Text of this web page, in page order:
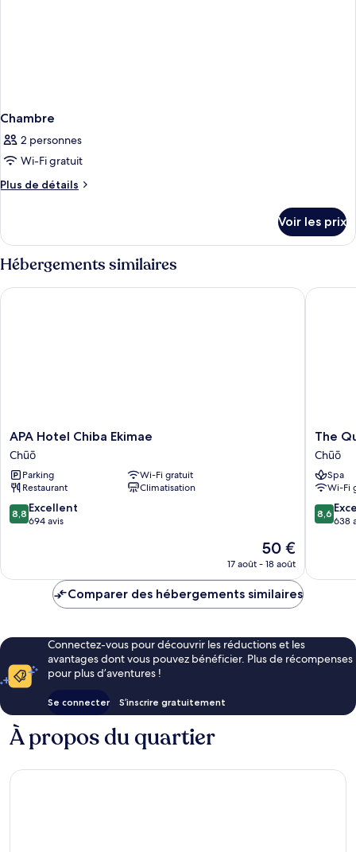
Chambre
2 personnes
Wi-Fi gratuit
Plus de détails
Plus
le
type
de
chambre
Chambre
Voir les prix
Hébergements similaires
APA
Hotel
Chiba
Ekimae
Chūō
APA Hotel Chiba Ekimae
Chūō
Parking
Wi-Fi gratuit
Restaurant
Climatisation
8.8
sur
8,8 Excellent
694 avis
Le
nouveau
est
de
50 €
17 août - 18 août
APA Hotel Chiba Ekimae
The
Qube
Hotel
Chiba
Chūō
The
Chūō
Spa
Wi-Fi
8.6
sur
8,6
638
The
Comparer des hébergements similaires
Connectez-vous pour découvrir les réductions et les
avantages dont vous pouvez bénéficier. Plus de récompenses
pour plus d’aventures !
Se connecter S’inscrire gratuitement
À propos du quartier